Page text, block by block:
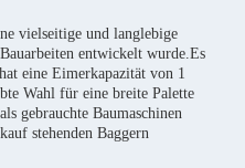
vielseitige und langlebige
entwickelt wurde.Es
eine Eimerkapazität von 1
Wahl für eine breite Palette
gebrauchte Baumaschinen
stehenden Baggern